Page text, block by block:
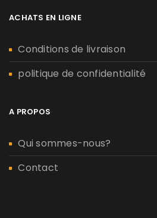
ACHATS EN LIGNE
Conditions de livraison
politique de confidentialité
A PROPOS
Qui sommes-nous?
Contact